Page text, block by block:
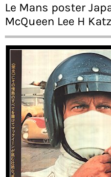
Le Mans poster
McQueen Lee H